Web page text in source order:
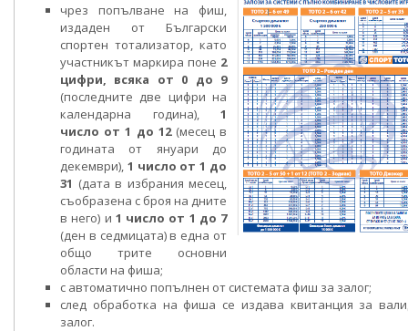
чрез попълване на фиш,
издаден от Български
спортен тотализатор, като
участникът маркира поне 2
цифри, всяка от 0 до 9
(последните две цифри на
календарна година), 1
число от 1 до 12(месец в
годината от януари до
декември), 1 число от 1 до
31 (дата в избрания месец,
съобразена с броя на дните
в него) и 1 число от 1 до 7
(ден в седмицата) в една от
общо трите основни
области на фиша;
с автоматично попълнен от системата фиш за залог;
след обработка на фиша се издава квитанция за
залог.